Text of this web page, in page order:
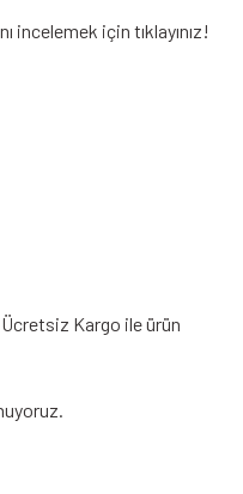
incelemek için tıklayınız!
Kargo ile ürün